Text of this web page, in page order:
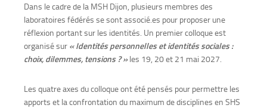
Dans le cadre de la MSH Dijon, plusieurs membres des
laboratoires fédérés se sont associé.es pour proposer une
réflexion portant sur les identités. Un premier colloque est
organisé sur « Identités personnelles et identités sociales :
choix, dilemmes, tensions ? » les 19, 20 et 21 mai 2027.
Les quatre axes du colloque ont été pensés pour permettre les
apports et la confrontation du maximum de disciplines en SHS